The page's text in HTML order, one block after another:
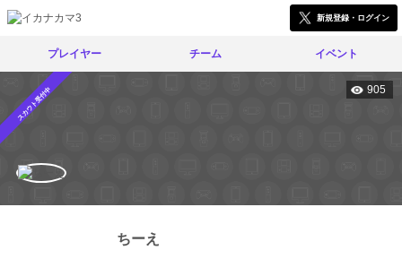
新規登録・ログイン
プレイヤー チーム イベント
スカウト受付中 905
ちーえ